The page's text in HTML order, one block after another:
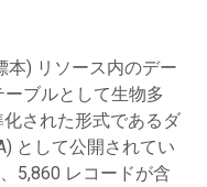
本) リソース内のデー
ブルとして生物多
された形式であるダ
として公開されてい
5,860 レコードが含